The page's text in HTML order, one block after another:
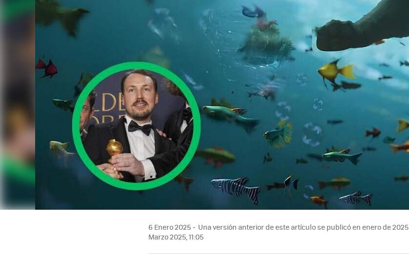
6 Enero 2025 Una versión anterior de este artículo se publicó en enero de 2025
Marzo 2025, 11:05